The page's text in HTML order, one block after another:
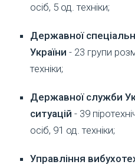
осіб, 5 од. техніки;
Державної
України - 23 групи
техніки;
Державної служби
ситуацій - 39
осіб, 91 од. техніки;
Управління